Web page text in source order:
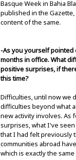
Basque Week in Bahia
published in the
content of the same.
-As you yourself
months in office. What
positive surprises, if
this time?
Difficulties, until now we
difficulties beyond what
new activity involves. As
surprises, what I've
that I had felt previously
communities abroad
which is exactly the